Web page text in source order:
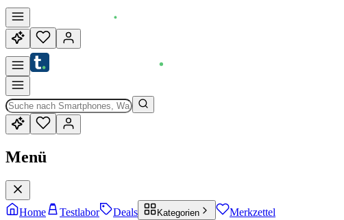
Menü
Home Testlabor Deals Kategorien Merkzettel